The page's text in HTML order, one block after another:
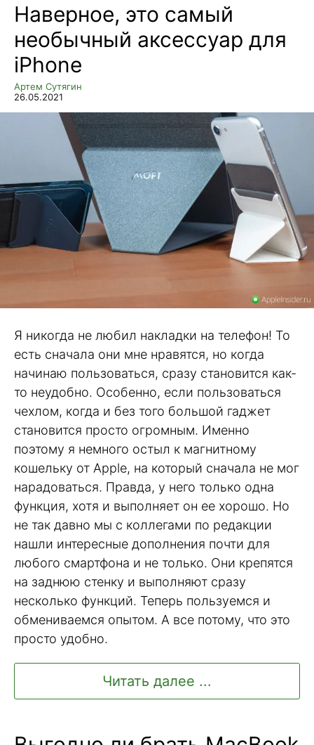
Наверное, это самый
необычный аксессуар для
iPhone
Артем Сутягин
26.05.2021
Я никогда не любил накладки на телефон! То
есть сначала они мне нравятся, но когда
начинаю пользоваться, сразу становится как-
то неудобно. Особенно, если пользоваться
чехлом, когда и без того большой гаджет
становится просто огромным. Именно
поэтому я немного остыл к магнитному
кошельку от Apple, на который сначала не мог
нарадоваться. Правда, у него только одна
функция, хотя и выполняет он ее хорошо. Но
не так давно мы с коллегами по редакции
нашли интересные дополнения почти для
любого смартфона и не только. Они крепятся
на заднюю стенку и выполняют сразу
несколько функций. Теперь пользуемся и
обмениваемся опытом. А все потому, что это
просто удобно.
Читать далее ...